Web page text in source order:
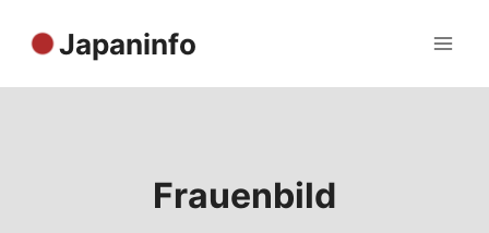
Inhalt
Japaninfo
Frauenbild